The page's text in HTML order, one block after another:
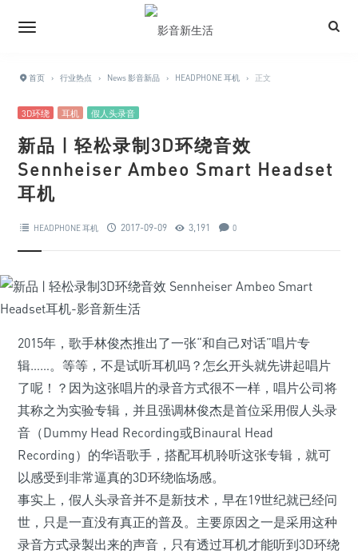
首页 › 行业热点 › News 影音新品 › HEADPHONE 耳机 › 正文
3D环绕 耳机 假人头录音
新品 | 轻松录制3D环绕音效
Sennheiser Ambeo Smart Headset
耳机
HEADPHONE 耳机 2017-09-09 3,191 0
2015年，歌手林俊杰推出了一张“和自己对话”唱片专
辑……。等等，不是试听耳机吗？怎幺开头就先讲起唱片
了呢！？因为这张唱片的录音方式很不一样，唱片公司将
其称之为实验专辑，并且强调林俊杰是首位采用假人头录
音（Dummy Head Recording或Binaural Head
Recording）的华语歌手，搭配耳机聆听这张专辑，就可
以感受到非常逼真的3D环绕临场感。
事实上，假人头录音并不是新技术，早在19世纪就已经问
世，只是一直没有真正的普及。主要原因之一是采用这种
录音方式录製出来的声音，只有透过耳机才能听到3D环绕